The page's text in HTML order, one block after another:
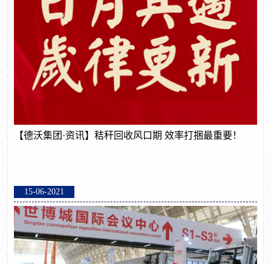
【德沃集团·资讯】秸秆回收风口期 效率打捆最重要！
15-06-2021